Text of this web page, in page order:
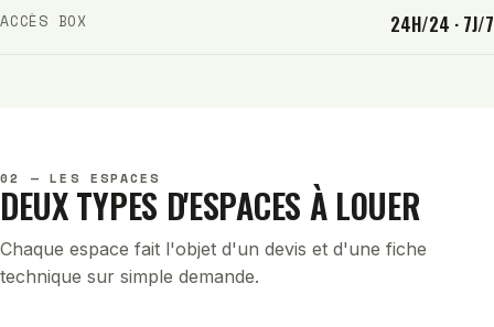
ACCÈS BOX 24H/24 · 7J/7
02 — LES ESPACES
DEUX TYPES D'ESPACES À LOUER
Chaque espace fait l'objet d'un devis et d'une fiche
technique sur simple demande.